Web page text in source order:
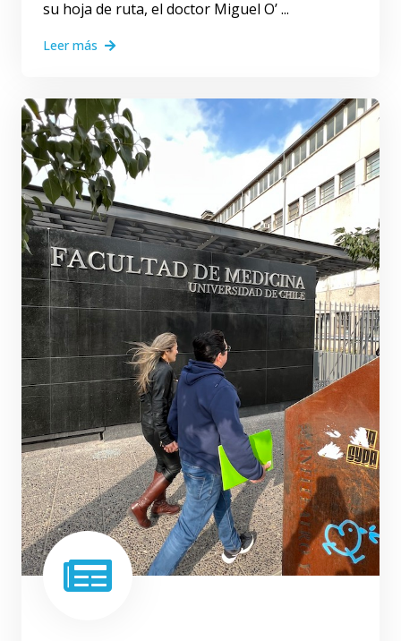
su hoja de ruta, el doctor Miguel O’ ...
Leer más